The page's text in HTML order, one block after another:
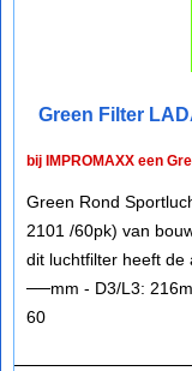
Green Filter
bij IMPROMAXX een
Green Rond
2101 /60pk) van
dit luchtfilter heeft de
──mm - D3/L3:
60